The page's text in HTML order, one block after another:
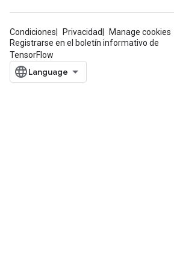
Condiciones Privacidad
Manage cookies
Registrarse en el boletín informativo de
TensorFlow